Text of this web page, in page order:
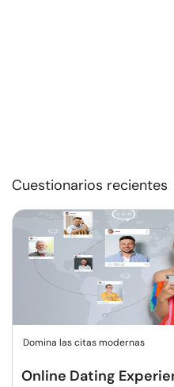
Cuestionarios recientes
Domina las citas modernas
Online Dating